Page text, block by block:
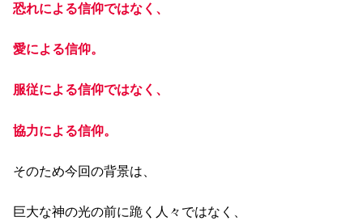
恐れによる信仰ではなく、
愛による信仰。
服従による信仰ではなく、
協力による信仰。
そのため今回の背景は、
巨大な神の光の前に跪く人々ではなく、